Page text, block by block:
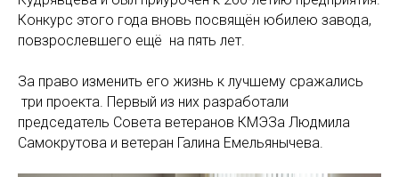
Конкурс этого года вновь посвящён юбилею завода,
повзрослевшего ещё на пять лет.
За право изменить его жизнь к лучшему сражались
три проекта. Первый из них разработали
председатель Совета ветеранов КМЭЗа Людмила
Самокрутова и ветеран Галина Емельянычева.